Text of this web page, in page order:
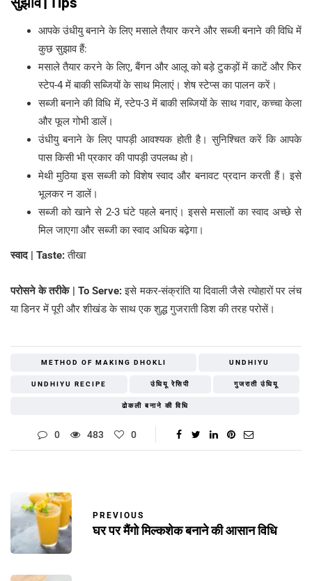
आपके उंधीयु बनाने के लिए मसाले तैयार करने और सब्जी बनाने की विधि में
कुछ सुझाव हैं:
मसाले तैयार करने के लिए, बैंगन और आलू को बड़े टुकड़ों में काटें और फिर
स्टेप-4 में बाकी सब्जियों के साथ मिलाएं। शेष स्टेप्स का पालन करें।
सब्जी बनाने की विधि में, स्टेप-3 में बाकी सब्जियों के साथ गवार, कच्चा केला
और फूल गोभी डालें।
उंधीयु बनाने के लिए पापड़ी आवश्यक होती है। सुनिश्चित करें कि आपके
पास किसी भी प्रकार की पापड़ी उपलब्ध हो।
मेथी मुठिया इस सब्जी को विशेष स्वाद और बनावट प्रदान करती हैं। इसे
भूलकर न डालें।
सब्जी को खाने से 2-3 घंटे पहले बनाएं। इससे मसालों का स्वाद अच्छे से
मिल जाएगा और सब्जी का स्वाद अधिक बढ़ेगा।
स्वाद | Taste:तीखा
परोसने के तरीके | To Serve:इसे मकर-संक्रांति या दिवाली जैसे त्योहारों पर लंच
या डिनर में पूरी और शीखंड के साथ एक शुद्ध गुजराती डिश की तरह परोसें।
METHOD OF MAKING DHOKLI UNDHIYU
UNDHIYU RECIPE उंधियू रेसिपी गुजराती उंधियू
ढोकली बनाने की विधि
0 483 0
PREVIOUS
घर पर मैंगो मिल्कशेक बनाने की आसान विधि